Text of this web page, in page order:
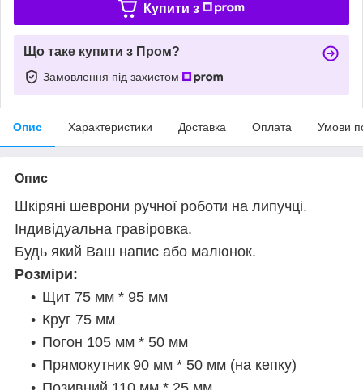
Купити з
Що таке купити з Пром?
Замовлення під захистом
Опис Характеристики Доставка Оплата Умови
Опис
Шкіряні шеврони ручної роботи на липучці.
Індивідуальна гравіровка.
Будь який Ваш напис або малюнок.
Розміри:
Щит 75 мм * 95 мм
Круг 75 мм
Погон 105 мм * 50 мм
Прямокутник 90 мм * 50 мм (на кепку)